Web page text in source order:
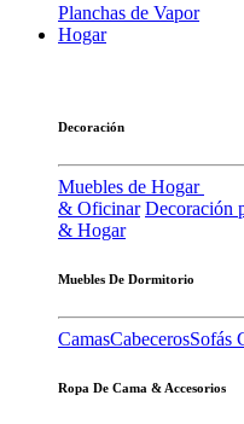
Planchas de Vapor
Hogar
Decoración
Muebles de Hogar
& Oficinar Decoración
& Hogar
Muebles De Dormitorio
CamasCabecerosSofás
Ropa De Cama & Accesorios